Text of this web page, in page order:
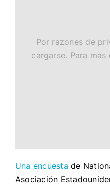
Por razones de
cargarse. Para
Una encuesta de
Asociación